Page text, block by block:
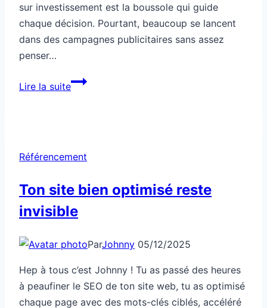
sur investissement est la boussole qui guide
chaque décision. Pourtant, beaucoup se lancent
dans des campagnes publicitaires sans assez
penser…
Lire la suiteCette
ROI
Référencement
Ton site bien optimisé reste
invisible
ParJohnny 05/12/2025
Hep à tous c’est Johnny ! Tu as passé des heures
à peaufiner le SEO de ton site web, tu as optimisé
chaque page avec des mots-clés ciblés, accéléré